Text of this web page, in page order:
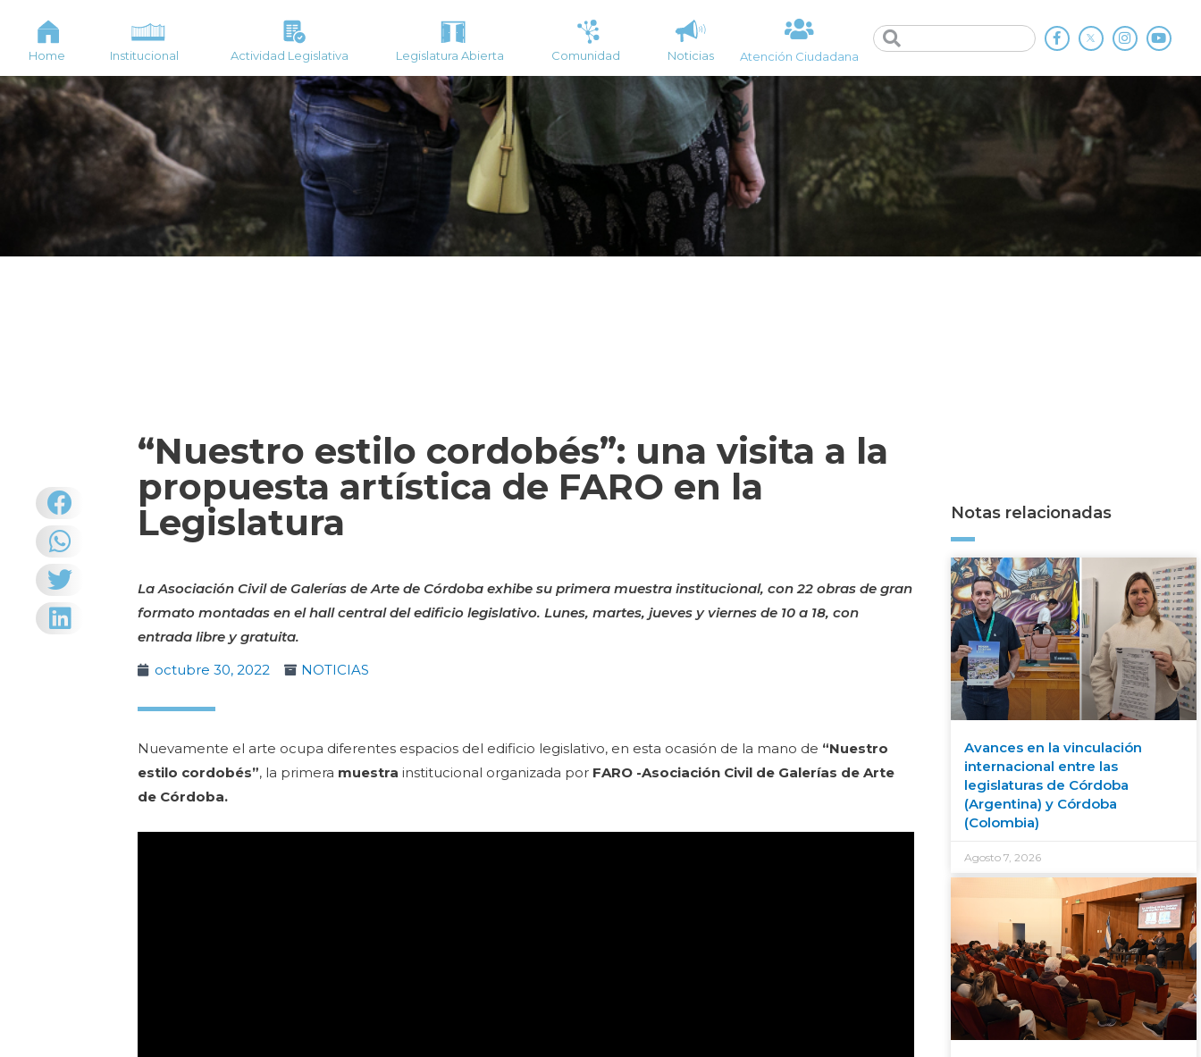
Home Institucional Actividad Legislativa Legislatura Abierta Comunidad Noticias Atención Ciudadana
“Nuestro estilo cordobés”: una visita a la
propuesta artística de FARO en la
Legislatura
La Asociación Civil de Galerías de Arte de Córdoba exhibe su primera muestra institucional, con 22 obras de gran
formato montadas en el hall central del edificio legislativo. Lunes, martes, jueves y viernes de 10 a 18, con
entrada libre y gratuita.
octubre 30, 2022
NOTICIAS
Nuevamente el arte ocupa diferentes espacios del edificio legislativo, en esta ocasión de la mano de “Nuestro
estilo cordobés”, la primera muestrainstitucional organizada por FARO -Asociación Civil de Galerías de Arte
de Córdoba.
Notas relacionadas
Avances en la vinculación
internacional entre las
legislaturas de Córdoba
(Argentina) y Córdoba
(Colombia)
Agosto 7, 2026